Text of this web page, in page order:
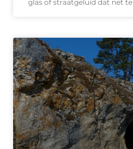
glas of straatgeluid dat net te